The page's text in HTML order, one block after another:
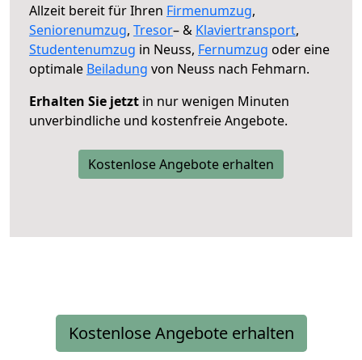
Allzeit bereit für Ihren Firmenumzug,
Seniorenumzug, Tresor– & Klaviertransport,
Studentenumzug in Neuss, Fernumzug oder eine
optimale Beiladung von Neuss nach Fehmarn.
Erhalten Sie jetzt in nur wenigen Minuten
unverbindliche und kostenfreie Angebote.
Kostenlose Angebote erhalten
Kostenlose Angebote erhalten